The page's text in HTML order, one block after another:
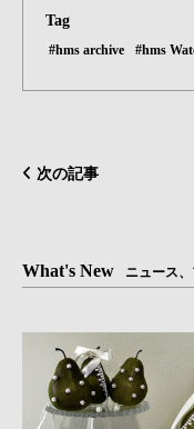
Tag
#hms archive #hms
次の記事
What's New ニュース